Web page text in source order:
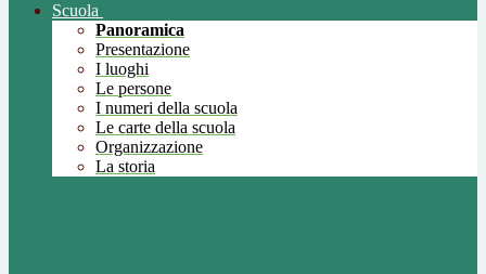
Scuola
Panoramica
Presentazione
I luoghi
Le persone
I numeri della scuola
Le carte della scuola
Organizzazione
La storia